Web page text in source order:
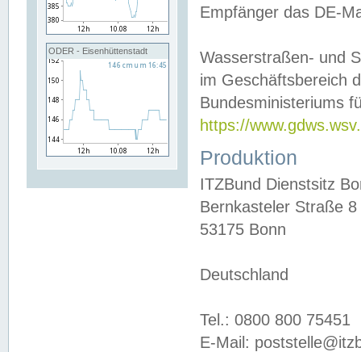
ODER - Eisenhüttenstadt
Empfänger das DE-
Wasserstraßen- und
im Geschäftsbereich
Bundesministeriums
https://
Produktion
ITZBund Dienstsitz
Bernkasteler Straße 8
53175 Bonn
Deutschland
Tel.: 0800 800 75451
E-Mail: